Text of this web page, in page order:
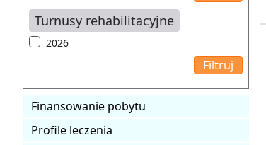
Turnusy rehabilitacyjne
2026
Finansowanie pobytu
Profile leczenia